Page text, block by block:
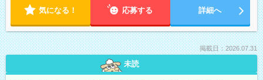
気になる！ 応募する 詳細へ
掲載日：2026.07.31
未読